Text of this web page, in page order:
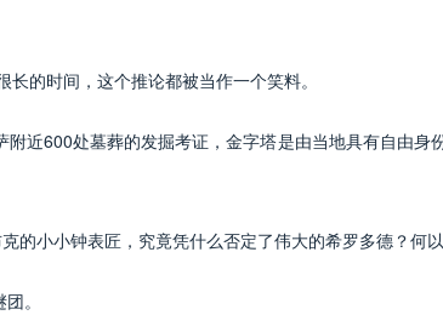
的时间，这个推论都被当作一个笑料。
600处墓葬的发掘考证，金字塔是由当地具有自由身
小小钟表匠，究竟凭什么否定了伟大的希罗多德？何
。